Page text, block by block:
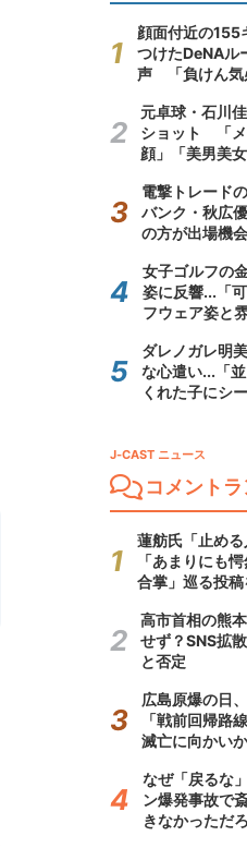
顔面付近の155
つけたDeNAル
声 「負けん気
元卓球・石川
ショット 「メ
顔」「美男美
電撃トレード
バンク・秋広
の方が出場機
女子ゴルフの
姿に反響...「
フウェア姿と
ダレノガレ明
な心遣い...「
くれた子にシ
J-CAST ニュース
コメント
蓮舫氏「止める
「あまりにも
合掌」巡る投
高市首相の熊
せず？SNS拡
と否定
広島原爆の日
「戦前回帰
滅亡に向かい
なぜ「戻るな
ン爆発事故で
きなかっただ